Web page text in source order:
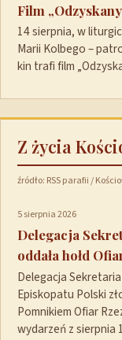
Film
14 sierpnia, w
Marii Kolbego –
kin trafi film
Z życia
źródło: RSS parafii /
5 sierpnia 2026
Delegacja
oddała hołd
Delegacja
Episkopatu Polski
Pomnikiem Ofiar
wydarzeń z